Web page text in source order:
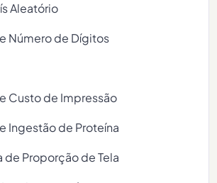
Aleatório
Número de Dígitos
Custo de Impressão
Ingestão de Proteína
de Proporção de Tela